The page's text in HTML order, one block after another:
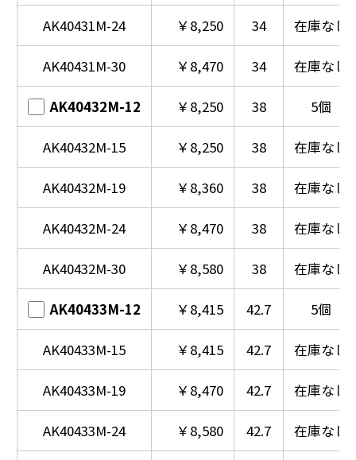
AK40431M-24
AK40431M-30
AK40432M-12
AK40432M-15
AK40432M-19
AK40432M-24
AK40432M-30
AK40433M-12
AK40433M-15
AK40433M-19
AK40433M-24
￥8,250 34 在庫なし
￥8,470 34 在庫なし
￥8,250 38 5個
￥8,250 38 在庫なし
￥8,360 38 在庫なし
￥8,470 38 在庫なし
￥8,580 38 在庫なし
￥8,415 42.7 5個
￥8,415 42.7 在庫なし
￥8,470 42.7 在庫なし
￥8,580 42.7 在庫なし